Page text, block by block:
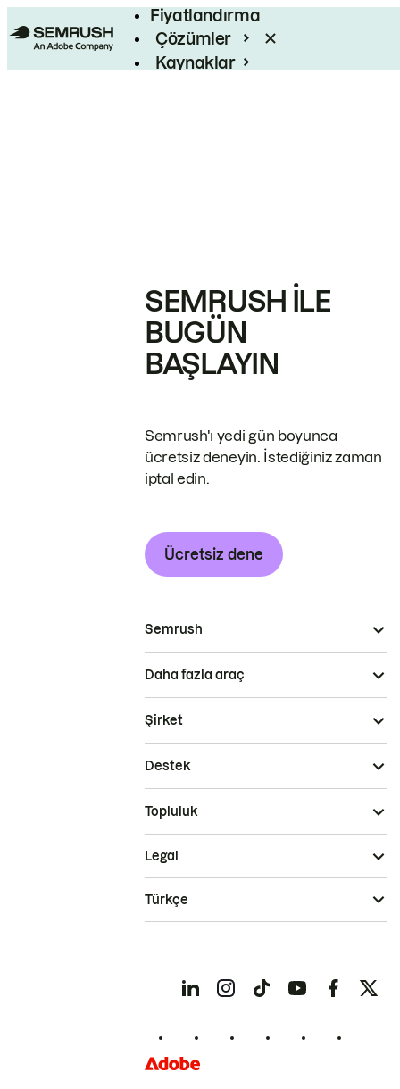
Fiyatlandırma
Çözümler
Kaynaklar
SEMRUSH ILE
BUGÜN
BAŞLAYIN
Semrush'ı yedi gün boyunca
ücretsiz deneyin. İstediğiniz zaman
iptal edin.
Ücretsiz dene
Semrush
Daha fazla araç
Şirket
Destek
Topluluk
Legal
Türkçe